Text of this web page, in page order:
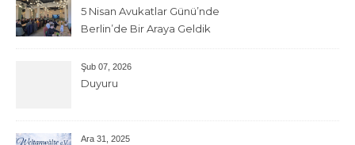
5 Nisan Avukatlar Günü’nde
Berlin’de Bir Araya Geldik
Şub 07, 2026
Duyuru
Ara 31, 2025